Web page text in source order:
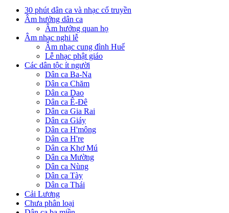
30 phút dân ca và nhạc cổ truyền
Âm hưởng dân ca
Âm hưởng quan họ
Âm nhạc nghi lễ
Âm nhạc cung đình Huế
Lễ nhạc phật giáo
Các dân tộc ít người
Dân ca Ba-Na
Dân ca Chăm
Dân ca Dao
Dân ca Ê-Đê
Dân ca Gia Rai
Dân ca Giáy
Dân ca H'mông
Dân ca H're
Dân ca Khơ Mú
Dân ca Mường
Dân ca Nùng
Dân ca Tày
Dân ca Thái
Cải Lương
Chưa phân loại